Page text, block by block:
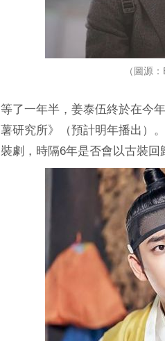
（圖源
等了一年半，姜泰伍終於在今
薯研究所》（預計明年播出）
裝劇，時隔6年是否會以古裝回